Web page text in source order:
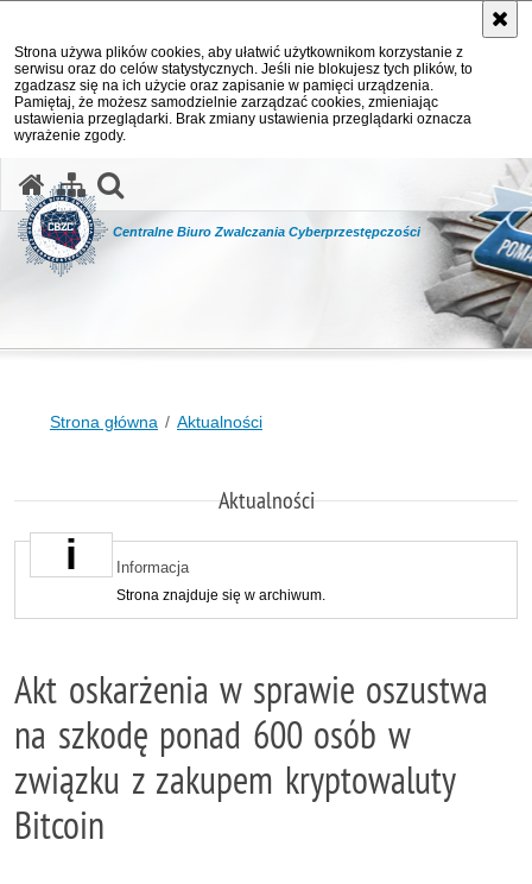
Strona używa plików cookies, aby ułatwić użytkownikom korzystanie z
serwisu oraz do celów statystycznych. Jeśli nie blokujesz tych plików, to
zgadzasz się na ich użycie oraz zapisanie w pamięci urządzenia.
Pamiętaj, że możesz samodzielnie zarządzać cookies, zmieniając
ustawienia przeglądarki. Brak zmiany ustawienia przeglądarki oznacza
wyrażenie zgody.
Centralne Biuro Zwalczania Cyberprzestępczości
Strona główna Aktualności
Aktualności
Informacja
Strona znajduje się w archiwum.
Akt oskarżenia w sprawie oszustwa
na szkodę ponad 600 osób w
związku z zakupem kryptowaluty
Bitcoin